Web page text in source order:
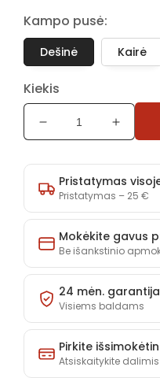
Kampo pusė:
Dešinė Kairė
Kiekis
Sumažinti
Kampas
Aratta
kiekį
Padidinti
Aratta
kiekį
Pristatymas
Pristatymas – 25 €
Mokėkite gavus
Be išankstinio
24 mėn. garantija
Visiems baldams
Pirkite
Atsiskaitykite dalimis